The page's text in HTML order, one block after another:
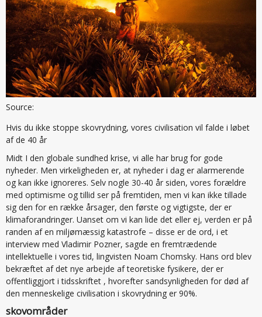
Source:
Hvis du ikke stoppe skovrydning, vores civilisation vil falde i løbet
af de 40 år
Midt I den globale sundhed krise, vi alle har brug for gode
nyheder. Men virkeligheden er, at nyheder i dag er alarmerende
og kan ikke ignoreres. Selv nogle 30-40 år siden, vores forældre
med optimisme og tillid ser på fremtiden, men vi kan ikke tillade
sig den for en række årsager, den første og vigtigste, der er
klimaforandringer. Uanset om vi kan lide det eller ej, verden er på
randen af en miljømæssig katastrofe – disse er de ord, i et
interview med Vladimir Pozner, sagde en fremtrædende
intellektuelle i vores tid, lingvisten Noam Chomsky. Hans ord blev
bekræftet af det nye arbejde af teoretiske fysikere, der er
offentliggjort i tidsskriftet , hvorefter sandsynligheden for død af
den menneskelige civilisation i skovrydning er 90%.
skovområder